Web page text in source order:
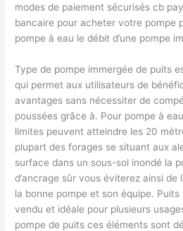
modes de paiement sécurisés cb
bancaire pour acheter votre pompe
pompe à eau le débit d’une pompe
Type de pompe immergée de puits
qui permet aux utilisateurs de
avantages sans nécessiter de
poussées grâce à. Pour pompe à
limites peuvent atteindre les 20
plupart des forages se situant aux
surface dans un sous-sol inondé la
d’ancrage sûr vous éviterez ainsi
la bonne pompe et son équipe.
vendu et idéale pour plusieurs
pompe de puits ces éléments sont